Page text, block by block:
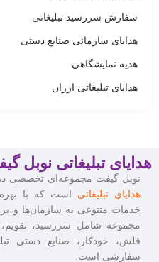
سفارش سررسید تبلیغاتی
هدایای سازمانی صنایع دستی
هدیه نمایشگاهی
هدایای تبلیغاتی ارزان
هدایای تبلیغاتی نوبل
نوبل گیفت مجموعه‌ای تخصصی در
هدایای تبلیغاتی است که با
خدمات متنوعی به سازمان‌ها و
مجموعه شامل سررسید، تقویم،
فلش، خودکار، صنایع دستی
سفارشی است.